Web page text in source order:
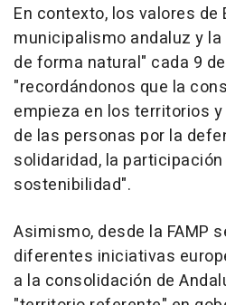
En contexto, los valores de
municipalismo andaluz y la
de forma natural" cada 9
"recordándonos que la
empieza en los territorios
de las personas por la
solidaridad, la
sostenibilidad".
Asimismo, desde la FAMP
diferentes iniciativas
a la consolidación de